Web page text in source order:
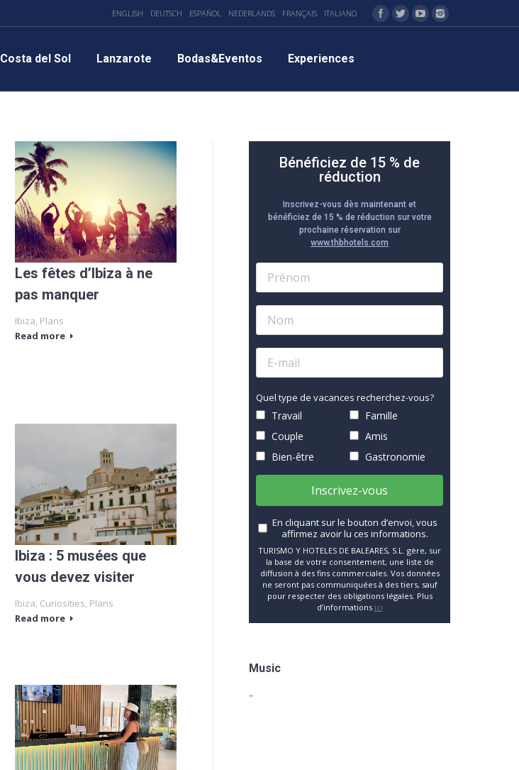
ENGLISH DEUTSCH ESPAÑOL NEDERLANDS FRANÇAIS ITALIANO
Costa del Sol Lanzarote Bodas&Eventos Experiences
Les fêtes d’Ibiza à ne
pas manquer
Ibiza, Plans
Read more
Ibiza : 5 musées que
vous devez visiter
Ibiza, Curiosities, Plans
Read more
Bénéficiez de 15 % de
réduction
Inscrivez-vous dès maintenant et
bénéficiez de 15 % de réduction sur votre
prochaine réservation sur
www.thbhotels.com
Quel type de vacances recherchez-vous?
Travail
Famille
Couple
Amis
Bien-être
Gastronomie
Inscrivez-vous
En cliquant sur le bouton d’envoi, vous
affirmez avoir lu ces informations.
TURISMO Y HOTELES DE BALEARES, S.L. gère, sur
la base de votre consentement, une liste de
diffusion à des fins commerciales. Vos données
ne seront pas communiquées à des tiers, sauf
pour respecter des obligations légales. Plus
d’informations ici
Music
"